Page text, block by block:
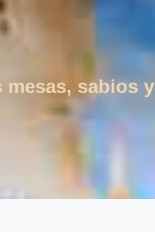
sabios y